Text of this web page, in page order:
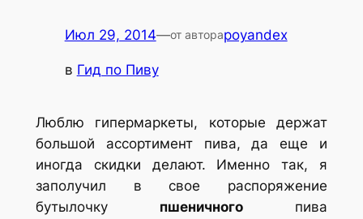
Июл 29, 2014—от автораpoyandex
в Гид по Пиву
Люблю гипермаркеты, которые держат
большой ассортимент пива, да еще и
иногда скидки делают. Именно так, я
заполучил в свое распоряжение
бутылочку пшеничного пива